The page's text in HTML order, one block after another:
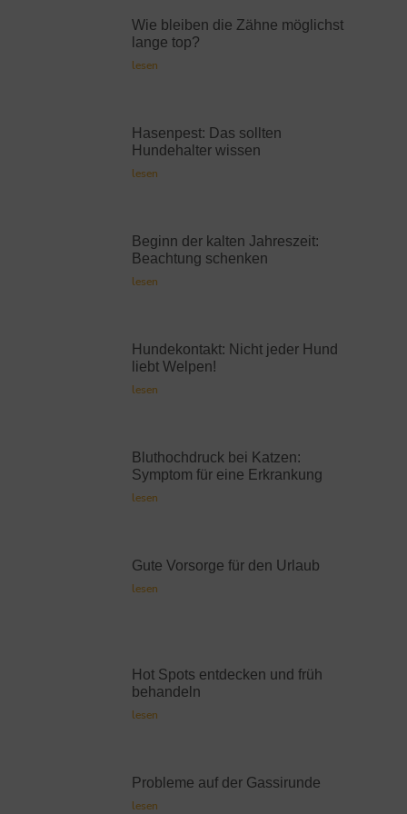
Wie bleiben die Zähne möglichst
lange top?
lesen
Hasenpest: Das sollten
Hundehalter wissen
lesen
Beginn der kalten Jahreszeit:
Beachtung schenken
lesen
Hundekontakt: Nicht jeder Hund
liebt Welpen!
lesen
Bluthochdruck bei Katzen:
Symptom für eine Erkrankung
lesen
Gute Vorsorge für den Urlaub
lesen
Hot Spots entdecken und früh
behandeln
lesen
Probleme auf der Gassirunde
lesen